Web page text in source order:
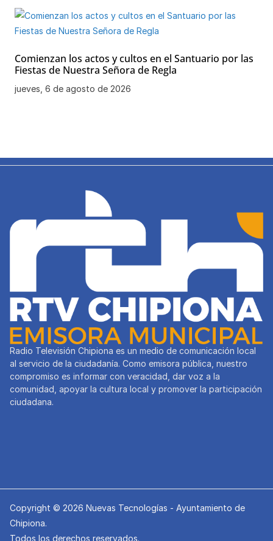
Comienzan los actos y cultos en el Santuario por las
Fiestas de Nuestra Señora de Regla
jueves, 6 de agosto de 2026
Radio Televisión Chipiona es un medio de comunicación local
al servicio de la ciudadanía. Como emisora pública, nuestro
compromiso es informar con veracidad, dar voz a la
comunidad, apoyar la cultura local y promover la participación
ciudadana.
Copyright © 2026 Nuevas Tecnologías - Ayuntamiento de
Chipiona.
Todos los derechos reservados.